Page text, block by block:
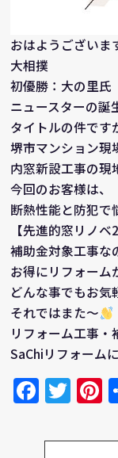
おはようございま
大相撲
初優勝：大の里氏
ニュースターの誕
タイトルの件です
堺市マンション現
内窓新設工事の現
今回のお客様は、
断熱性能と防犯で
【先進的窓リノベ
補助金対象工事な
お得にリフォーム
どんな事でもお気
それではまた～
リフォーム工事・
SaChiリフォーム